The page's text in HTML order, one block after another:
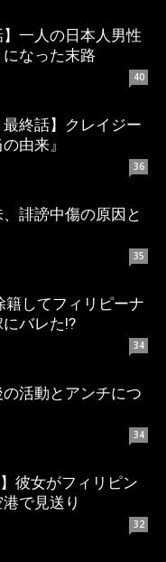
】一人の日本人男性
なった末路
40
最終話】クレイジー
由来』
36
誹謗中傷の原因と
35
籍してフィリピーナ
バレた!?
34
活動とアンチにつ
34
彼女がフィリピン
で見送り
32